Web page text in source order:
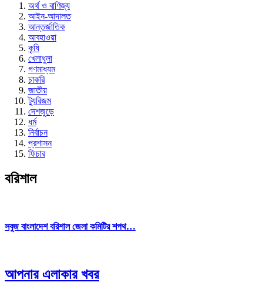
অর্থ ও বাণিজ্য
আইন-আদালত
আন্তর্জাতিক
আবহাওয়া
কৃষি
খেলাধুলা
গণমাধ্যম
চাকরি
জাতীয়
ট্যুরিজম
দেশজুড়ে
ধর্ম
নির্বাচন
প্রশাসন
ফিচার
বরিশাল
সবুজ বাংলাদেশ বরিশাল জেলা কমিটির শপথ…
আপনার এলাকার খবর